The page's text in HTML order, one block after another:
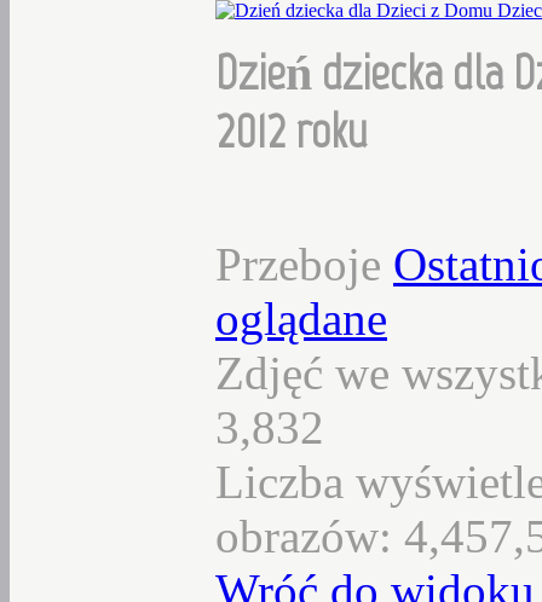
Dzień dziecka dla
2012 roku
Przeboje
oglądane
Zdjęć we
3,832
Liczba
obrazów:
Wróć do